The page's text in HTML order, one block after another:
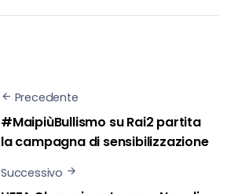
Precedente
#MaipiùBullismo su Rai2 partita
la campagna di sensibilizzazione
Successivo